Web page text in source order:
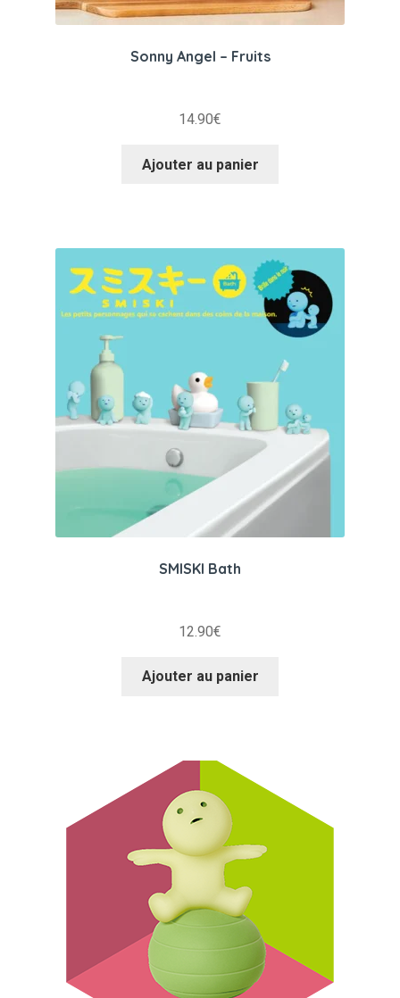
Sonny Angel – Fruits
14.90€
Ajouter au panier
SMISKI Bath
12.90€
Ajouter au panier